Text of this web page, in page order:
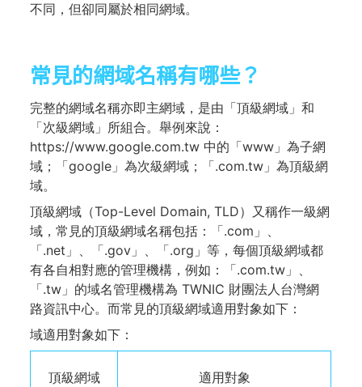
不同，但卻同屬於相同網域。
常見的網域名稱有哪些？
完整的網域名稱亦即主網域，是由「頂級網域」和
「次級網域」所組合。舉例來說：
https://www.google.com.tw 中的「www」為子網
域；「google」為次級網域；「.com.tw」為頂級網
域。
頂級網域（Top-Level Domain, TLD）又稱作一級網
域，常見的頂級網域名稱包括：「.com」、
「.net」、「.gov」、「.org」等，每個頂級網域都
有各自相對應的管理機構，例如：「.com.tw」、
「.tw」的域名管理機構為 TWNIC 財團法人台灣網
路資訊中心。而常見的頂級網域適用對象如下：
域適用對象如下：
頂級網域 適用對象